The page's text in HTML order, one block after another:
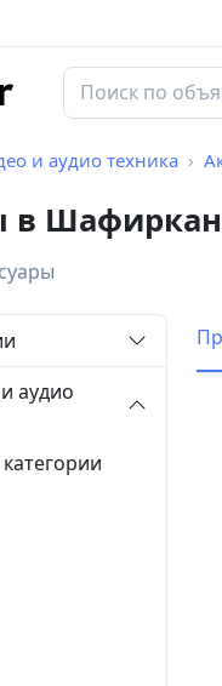
и аудио техника
в
аудио